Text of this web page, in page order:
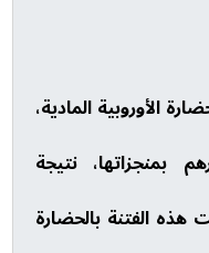
الأوروبية المادية،
بمنجزاتها، نتيجة
الفتنة بالحضارة